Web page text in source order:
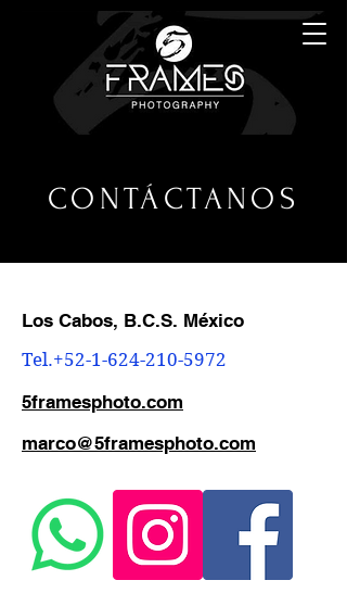
CONTÁCTANOS
Los Cabos, B.C.S. México
Tel.+52-1-624-210-5972
5framesphoto.com
marco@5framesphoto.com